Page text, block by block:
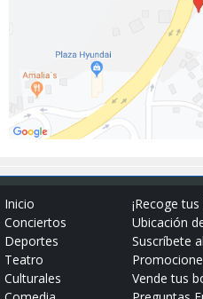
Inicio
Conciertos
Deportes
Teatro
Culturales
¡Recoge
Ubicación
Suscríbete
Vende tus